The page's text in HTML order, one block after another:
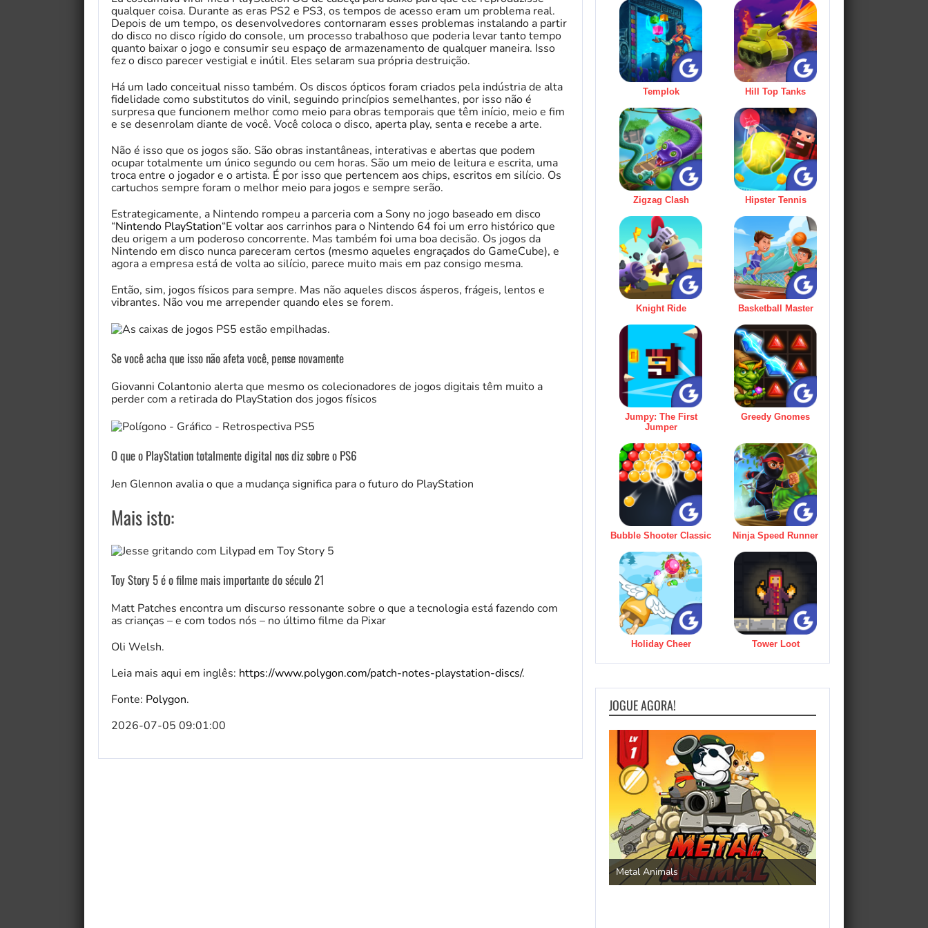
qualquer coisa. Durante as eras PS2 e PS3, os tempos de acesso eram um problema real.
Depois de um tempo, os desenvolvedores contornaram esses problemas instalando a partir
do disco no disco rígido do console, um processo trabalhoso que poderia levar tanto tempo
quanto baixar o jogo e consumir seu espaço de armazenamento de qualquer maneira. Isso
fez o disco parecer vestigial e inútil. Eles selaram sua própria destruição.
Há um lado conceitual nisso também. Os discos ópticos foram criados pela indústria de alta
fidelidade como substitutos do vinil, seguindo princípios semelhantes, por isso não é
surpresa que funcionem melhor como meio para obras temporais que têm início, meio e fim
e se desenrolam diante de você. Você coloca o disco, aperta play, senta e recebe a arte.
Não é isso que os jogos são. São obras instantâneas, interativas e abertas que podem
ocupar totalmente um único segundo ou cem horas. São um meio de leitura e escrita, uma
troca entre o jogador e o artista. É por isso que pertencem aos chips, escritos em silício. Os
cartuchos sempre foram o melhor meio para jogos e sempre serão.
Estrategicamente, a Nintendo rompeu a parceria com a Sony no jogo baseado em disco
“Nintendo PlayStation“E voltar aos carrinhos para o Nintendo 64 foi um erro histórico que
deu origem a um poderoso concorrente. Mas também foi uma boa decisão. Os jogos da
Nintendo em disco nunca pareceram certos (mesmo aqueles engraçados do GameCube), e
agora a empresa está de volta ao silício, parece muito mais em paz consigo mesma.
Então, sim, jogos físicos para sempre. Mas não aqueles discos ásperos, frágeis, lentos e
vibrantes. Não vou me arrepender quando eles se forem.
Se você acha que isso não afeta você, pense novamente
Giovanni Colantonio alerta que mesmo os colecionadores de jogos digitais têm muito a
perder com a retirada do PlayStation dos jogos físicos
O que o PlayStation totalmente digital nos diz sobre o PS6
Jen Glennon avalia o que a mudança significa para o futuro do PlayStation
Mais isto:
Toy Story 5 é o filme mais importante do século 21
Matt Patches encontra um discurso ressonante sobre o que a tecnologia está fazendo com
as crianças – e com todos nós – no último filme da Pixar
Oli Welsh.
Leia mais aqui em inglês: https://www.polygon.com/patch-notes-playstation-discs/.
Fonte: Polygon.
2026-07-05 09:01:00
Templok Hill Top Tanks
Zigzag Clash Hipster Tennis
Knight Ride Basketball Master
Jumpy: The First
Jumper
Greedy Gnomes
Bubble Shooter Classic Ninja Speed Runner
Holiday Cheer Tower Loot
JOGUE AGORA!
Metal Animals